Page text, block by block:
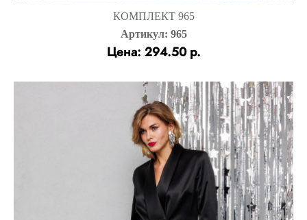
КОМПЛЕКТ 965
Артикул: 965
Цена: 294.50 р.